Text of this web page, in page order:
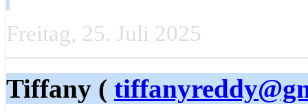
Freitag, 25. Juli 2025
Tiffany (